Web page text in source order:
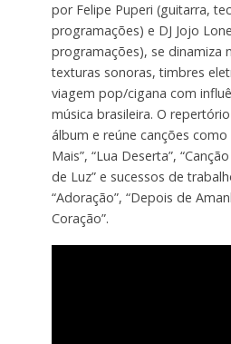
por Felipe Puperi (guitarra,
programações) e DJ Jojo
programações), se dinamiza
texturas sonoras, timbres
viagem pop/cigana com
música brasileira. O
álbum e reúne canções como
Mais”, “Lua Deserta”,
de Luz” e sucessos de
“Adoração”, “Depois de
Coração”.